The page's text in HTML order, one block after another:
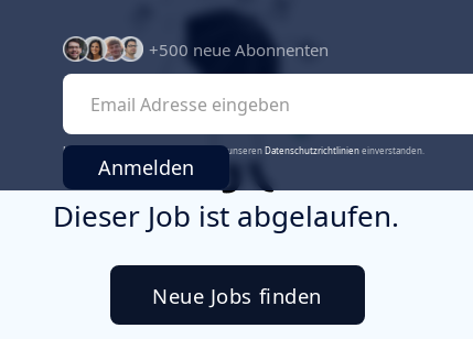
+500 neue Abonnenten
Mit der Anmeldung erklärst du dich mit unseren Datenschutzrichtlinieneinverstanden.
Dieser Job ist abgelaufen.
Neue Jobs finden